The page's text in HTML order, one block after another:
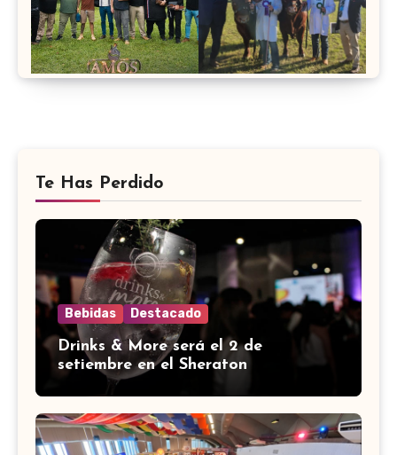
Te Has Perdido
Bebidas Destacado
Drinks & More será el 2 de
setiembre en el Sheraton